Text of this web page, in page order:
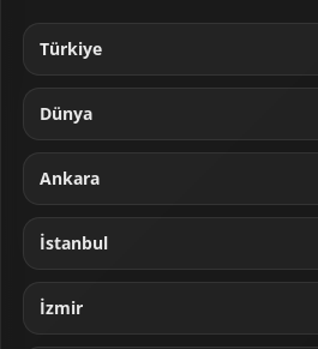
Türkiye
Dünya
Ankara
İstanbul
İzmir